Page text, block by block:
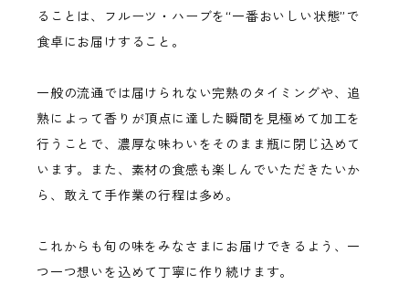
バジル
ることは、フルーツ・ハーブを“一番おいしい状態”で
食卓にお届けすること。
一般の流通では届けられない完熟のタイミングや、追
熟によって香りが頂点に達した瞬間を見極めて加工を
行うことで、濃厚な味わいをそのまま瓶に閉じ込めて
います。また、素材の食感も楽しんでいただきたいか
ら、敢えて手作業の行程は多め。
これからも旬の味をみなさまにお届けできるよう、一
つ一つ想いを込めて丁寧に作り続けます。